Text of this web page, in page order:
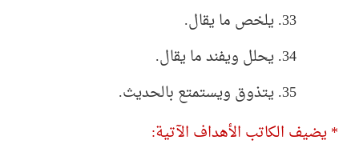
يلخص ما يقال.
يحلل ويفند ما يقال.
يتذوق ويستمتع بالحديث.
* يضيف الكاتب الأهداف الآتية: